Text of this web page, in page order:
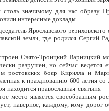
столь значимому для нас образу
интересные доклады.
Ярославского рериховского
земли, где родился Сергий
Свято-Троицкий Варницкий
разрушен, но сейчас ведется
ростовских бояр Кирилла и
к празднованию 600-летия
находится православная святыня
место является своеобразным
наверное, каждому, кому дорог